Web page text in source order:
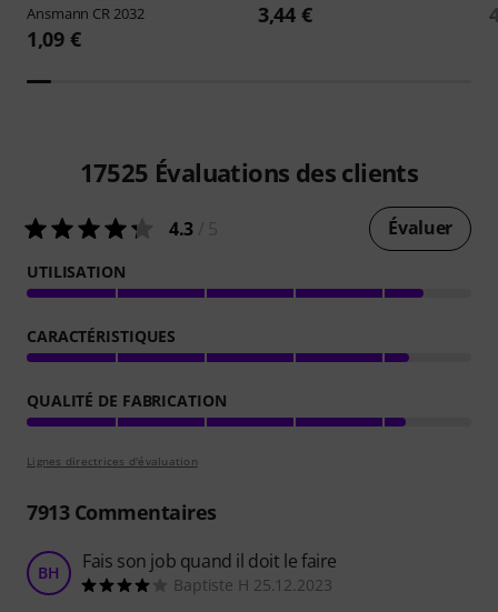
Ansmann CR 2032
1,09 €
3,44 €
17525 Évaluations des clients
4.3 Évaluer
UTILISATION
CARACTÉRISTIQUES
QUALITÉ DE FABRICATION
Lignes directrices d'évaluation
7913Commentaires
BH Fais son job quand il doit le faire
Baptiste H 25.12.2023